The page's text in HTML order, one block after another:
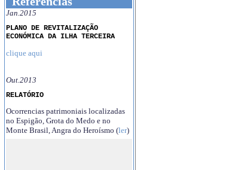
Jan.2015
PLANO DE REVITALIZAÇÃO
ECONÓMICA DA ILHA TERCEIRA
clique aqui
Out.2013
RELATÓRIO
Ocorrencias patrimoniais localizadas
no Espigão, Grota do Medo e no
Monte Brasil, Angra do Heroísmo (ler)